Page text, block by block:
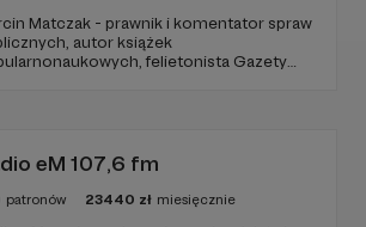
Matczak - prawnik i komentator spraw
autor książek
felietonista Gazety
informacyjnymi.
eM 107,6 fm
patronów 23440 zł miesięcznie